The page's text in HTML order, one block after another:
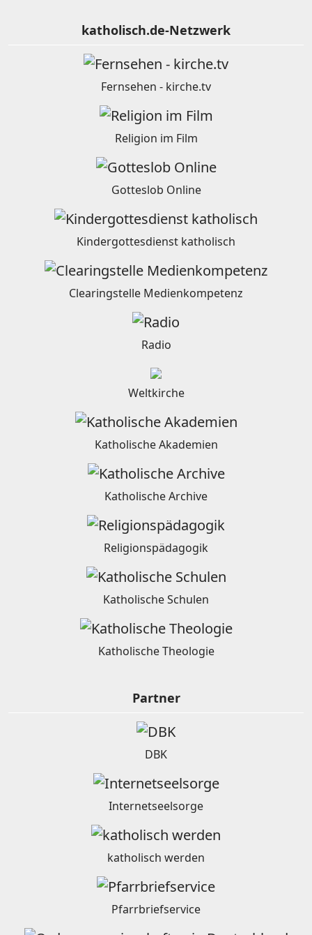
katholisch.de-Netzwerk
Fernsehen - kirche.tv
Religion im Film
Gotteslob Online
Kindergottesdienst katholisch
Clearingstelle Medienkompetenz
Radio
Weltkirche
Katholische Akademien
Katholische Archive
Religionspädagogik
Katholische Schulen
Katholische Theologie
Partner
DBK
Internetseelsorge
katholisch werden
Pfarrbriefservice